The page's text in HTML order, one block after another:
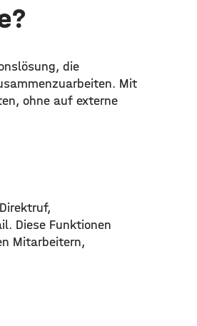
die
Mit
ohne auf externe
Diese Funktionen
Mitarbeitern,